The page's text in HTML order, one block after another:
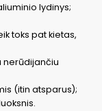
lydinys;
toks pat kietas,
nerūdijančiu
(itin atsparus);